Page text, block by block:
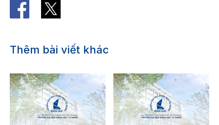
Thêm bài viết khác